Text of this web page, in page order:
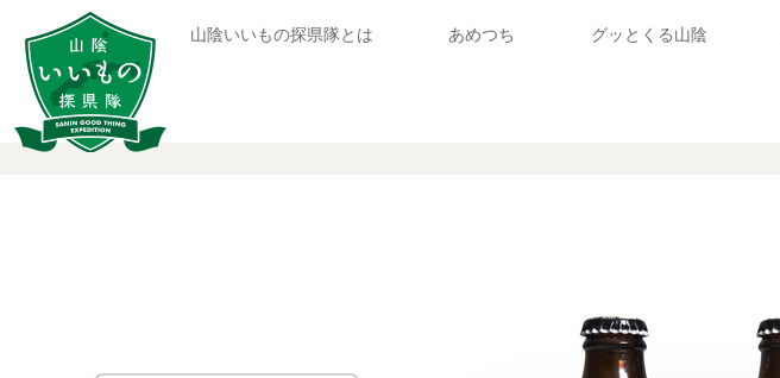
山陰いいもの探県隊とは あめつち グッとくる山陰